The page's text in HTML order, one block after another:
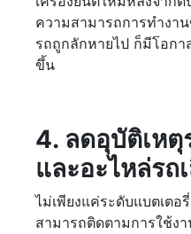
ความสามารถการทำงา
รถถูกลักหายไป ก็มีโอกา
ขึ้น
4. ลดอุบัติเหตุ
และอะไหล่รถ
ไม่เพียงแค่ระดับแบตเตอ
สามารถติดตามการใช้งา